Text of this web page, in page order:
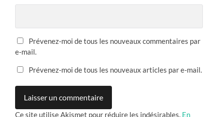
Prévenez-moi de tous les nouveaux commentaires par
e-mail.
Prévenez-moi de tous les nouveaux articles par e-mail.
Ce site utilise Akismet pour réduire les indésirables. En